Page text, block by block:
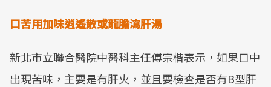
口苦用加味逍遙散或龍膽瀉肝湯
新北市立聯合醫院中醫科主任傅宗楷表示，如果口中
出現苦味，主要是有肝火，並且要檢查是否有B型肝